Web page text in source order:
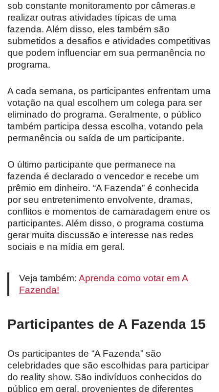
sob constante monitoramento por câmeras.e
realizar outras atividades típicas de uma
fazenda. Além disso, eles também são
submetidos a desafios e atividades competitivas
que podem influenciar em sua permanência no
programa.
A cada semana, os participantes enfrentam uma
votação na qual escolhem um colega para ser
eliminado do programa. Geralmente, o público
também participa dessa escolha, votando pela
permanência ou saída de um participante.
O último participante que permanece na
fazenda é declarado o vencedor e recebe um
prêmio em dinheiro. “A Fazenda” é conhecida
por seu entretenimento envolvente, dramas,
conflitos e momentos de camaradagem entre os
participantes. Além disso, o programa costuma
gerar muita discussão e interesse nas redes
sociais e na mídia em geral.
Veja também: Aprenda como votar em A
Fazenda!
Participantes de A Fazenda 15
Os participantes de “A Fazenda” são
celebridades que são escolhidas para participar
do reality show. São indivíduos conhecidos do
público em geral, provenientes de diferentes